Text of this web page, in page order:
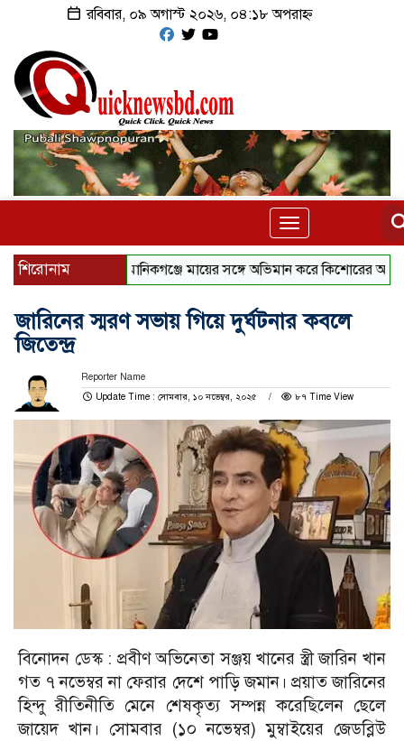
রবিবার, ০৯ অগাস্ট ২০২৬, ০৪:১৮ অপরাহ্ন
Toggle
navigation
শিরোনাম মানিকগঞ্জে মায়ের সঙ্গে অভিমান করে কিশোরের আত্মহত্যা
জারিনের স্মরণ সভায় গিয়ে দুর্ঘটনার কবলে
জিতেন্দ্র
Reporter Name
Update Time : সোমবার, ১০ নভেম্বর, ২০২৫
৮৭ Time View
বিনোদন ডেস্ক : প্রবীণ অভিনেতা সঞ্জয় খানের স্ত্রী জারিন খান
গত ৭ নভেম্বর না ফেরার দেশে পাড়ি জমান। প্রয়াত জারিনের
হিন্দু রীতিনীতি মেনে শেষকৃত্য সম্পন্ন করেছিলেন ছেলে
জায়েদ খান। সোমবার (১০ নভেম্বর) মুম্বাইয়ের জেডব্লিউ